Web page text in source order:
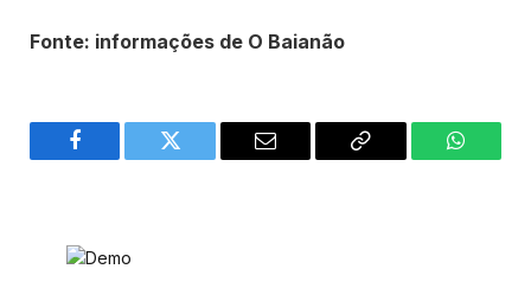
Fonte: informações de O Baianão
Facebook Twitter Email
Copy